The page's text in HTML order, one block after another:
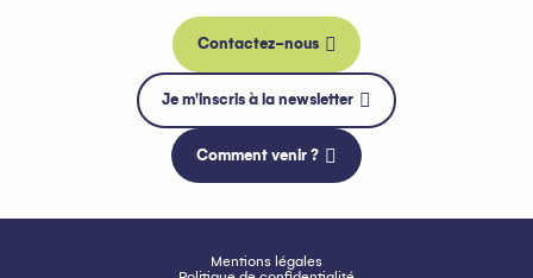
Contactez-nous
Je m'inscris à la newsletter
Comment venir ?
Mentions légales